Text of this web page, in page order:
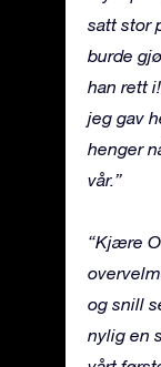
satt stor
burde
han rett
jeg gav
henger
vår.”
“Kjære
og snill
nylig en